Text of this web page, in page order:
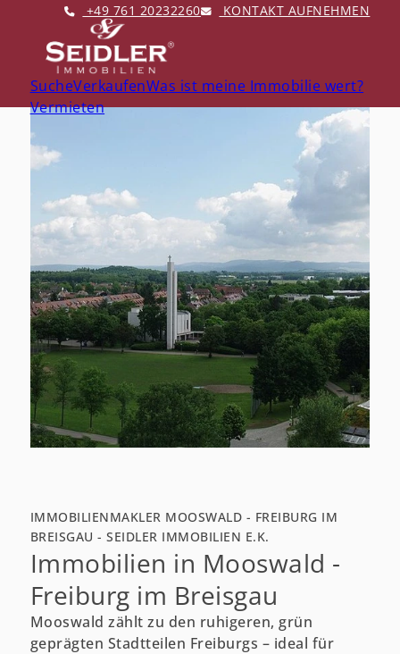
+49 761 20232260 KONTAKT AUFNEHMEN
SucheVerkaufenWas ist meine Immobilie wert?
Vermieten
IMMOBILIENMAKLER MOOSWALD - FREIBURG IM
BREISGAU - SEIDLER IMMOBILIEN E.K.
Immobilien in Mooswald -
Freiburg im Breisgau
Mooswald zählt zu den ruhigeren, grün
geprägten Stadtteilen Freiburgs – ideal für